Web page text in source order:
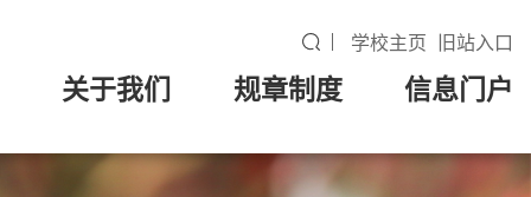
学校主页 旧站入口
关于我们 规章制度 信息门户